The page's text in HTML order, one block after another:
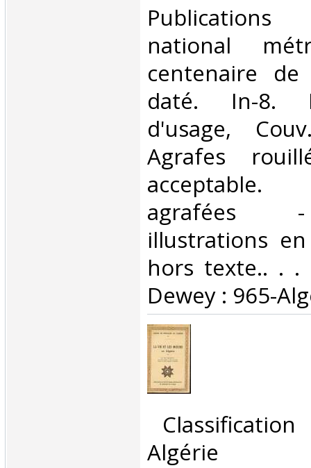
national
centenaire
daté. In-8.
d'usage,
Agrafes
agrafées
illustrations
hors texte.. . .
Dewey : 965-
Algérie‎